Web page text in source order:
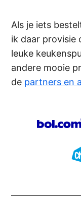
Als je iets
ik daar provisie
leuke
andere mooie
de partners en